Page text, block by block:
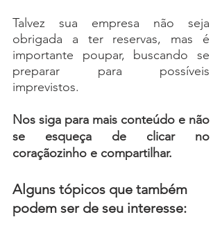
Talvez sua empresa não seja
obrigada a ter reservas, mas é
importante poupar, buscando se
preparar para possíveis
imprevistos.
Nos siga para mais conteúdo e não
se esqueça de c licar no
coraçãozinho e compartilhar.
Alguns tópicos que também
podem ser de seu interesse: